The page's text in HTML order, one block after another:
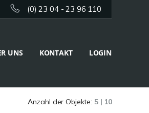
(0) 23 04 - 23 96 110
UNS KONTAKT LOGIN
Anzahl der Objekte: 5 | 10